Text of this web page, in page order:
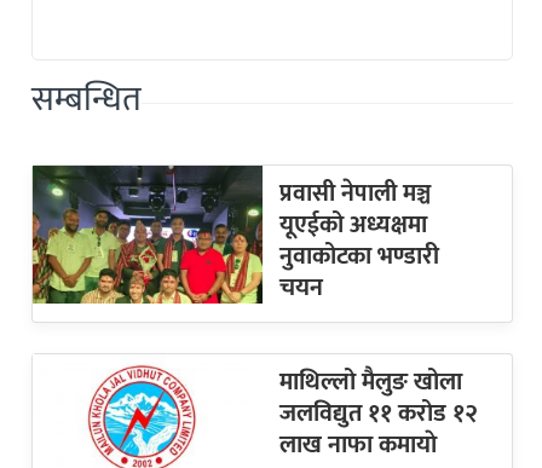
सम्बन्धित
प्रवासी नेपाली मञ्च
यूएईको अध्यक्षमा
नुवाकोटका भण्डारी
चयन
माथिल्लो मैलुङ खोला
जलविद्युत ११ करोड १२
लाख नाफा कमायाे